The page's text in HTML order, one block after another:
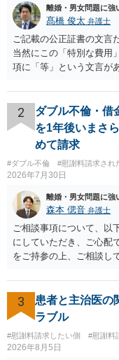
離婚・男女問題に強
髙橋 俊太 弁護士
ご記載の公正証書の文言
当然にこの「特別な費用
項に「等」という文言が
れていますので、通常は
療費その他これに類す
です。したがって、大
ついてまで、「この条項
は言いにくいと思われま
担すべきかについては、
学進学についての父母の
や費用などを踏まえて個
の条項において、養育費
か、大学進学に関する定
定めの有無等について確
2
ダブル不倫・借
を1年後いまさ
めて請求
#ダブル不倫 #慰謝料請求され
2026年7月30日
離婚・男女問題に強
森本 偲音 弁護士
ご相談事項について、以
にしていただき、ご心配
をご持参の上、ご相談し
される可能性はあるのか
やり取り等の経緯、誓
の 金銭であったと評価
切関与しないなら100万
どの程度証拠価値がある
を見ない限り、具体的な
3
患者と主治医の
ラブル
#慰謝料請求したい側 #慰謝料
2026年8月5日